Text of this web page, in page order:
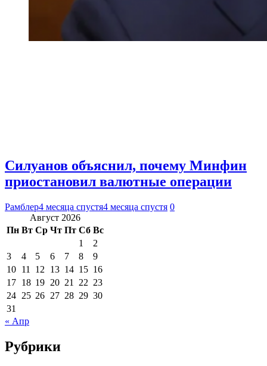
Силуанов объяснил, почему Минфин
приостановил валютные операции
Рамблер4 месяца спустя4 месяца спустя 0
Август 2026
Пн Вт Ср Чт Пт Сб Вс
1
2
3
4 5 6 7 8
9
10 11 12 13 14 15 16
17 18 19 20 21 22 23
24 25 26 27 28 29 30
31
« Апр
Рубрики